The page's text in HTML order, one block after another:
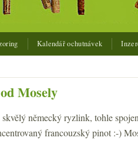
Kalendář ochutnávek
Mosely
německý ryzlink, tohle
francouzský pinot :-)